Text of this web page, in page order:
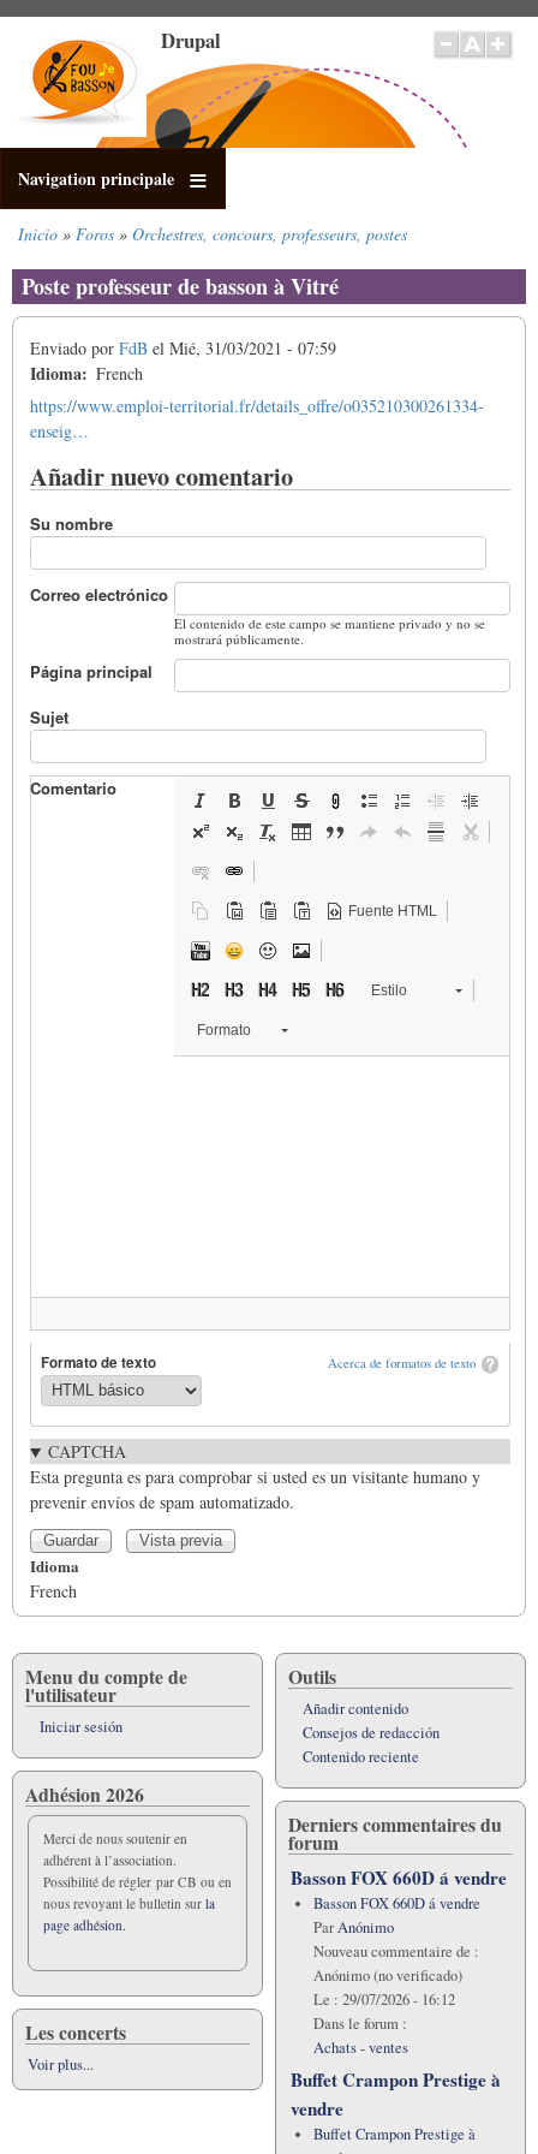
contenido
principal
Drupal
Navigation principale
enlaces
de
a
la
navegación
Inicio Foros Orchestres, concours, professeurs, postes
Poste professeur de basson à Vitré
Enviado por FdB el Mié, 31/03/2021 - 07:59
Idioma
French
https://www.emploi-territorial.fr/details_offre/o035210300261334-
enseig…
Añadir nuevo comentario
Su nombre
Correo electrónico
El contenido de este campo se mantiene privado y no se
mostrará públicamente.
Página principal
Sujet
Comentario
Fuente HTML
Estilo
Formato
Acerca de formatos de texto
Formato de texto
CAPTCHA
Esta pregunta es para comprobar si usted es un visitante humano y
prevenir envíos de spam automatizado.
Idioma
French
Menu du compte de
l'utilisateur
Iniciar sesión
Adhésion 2026
Merci de nous soutenir en
adhérent à l’association.
Possibilité de régler par CB ou en
nous revoyant le bulletin sur la
page adhésion.
Les concerts
Voir plus...
Outils
Añadir contenido
Consejos de redacción
Contenido reciente
Derniers commentaires du
forum
Basson FOX 660D á vendre
Basson FOX 660D á vendre
ParAnónimo
Nouveau commentaire de :
Anónimo (no verificado)
Le : 29/07/2026 - 16:12
Dans le forum :
Achats - ventes
Buffet Crampon Prestige à
vendre
Buffet Crampon Prestige à